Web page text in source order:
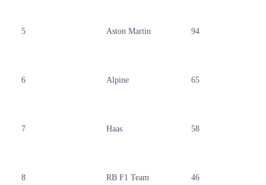
5 Aston Martin 94
6 Alpine 65
7 Haas 58
8 RB F1 Team 46